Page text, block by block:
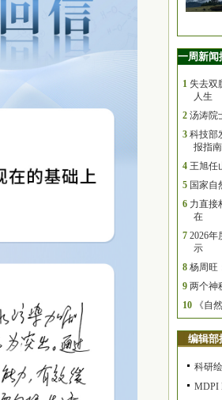
一周新闻
1 失去双
人生
2 汤涛院
3 科技部
报指南
4 王旭任
5 国家自
6 力直接
在
7 2026
示
8 杨周旺
9 两个神
10
《自
编辑部
科研
MDPI